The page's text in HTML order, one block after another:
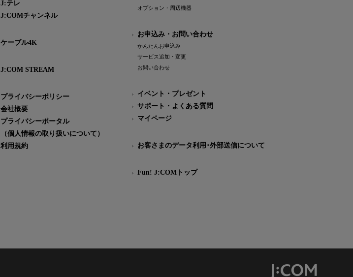
J:テレ
J:COMチャンネル
ケーブル4K
J:COM STREAM
プライバシーポリシー
会社概要
プライバシーポータル
（個人情報の取り扱いについて）
利用規約
オプション・周辺機器
お申込み・お問い合わせ
かんたんお申込み
サービス追加・変更
お問い合わせ
イベント・プレゼント
サポート・よくある質問
マイページ
お客さまのデータ利用･外部送信について
Fun! J:COMトップ